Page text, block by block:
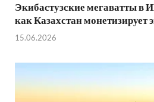
Экибастузские мегаватты в
как Казахстан монетизирует
15.06.2026